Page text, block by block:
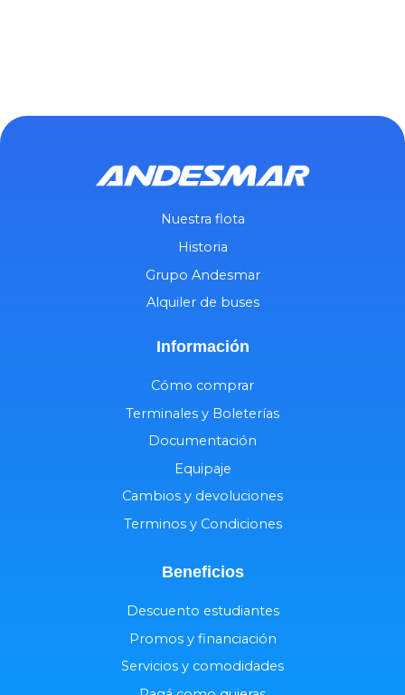
Nuestra flota
Historia
Grupo Andesmar
Alquiler de buses
Información
Cómo comprar
Terminales y Boleterías
Documentación
Equipaje
Cambios y devoluciones
Terminos y Condiciones
Beneficios
Descuento estudiantes
Promos y financiación
Servicios y comodidades